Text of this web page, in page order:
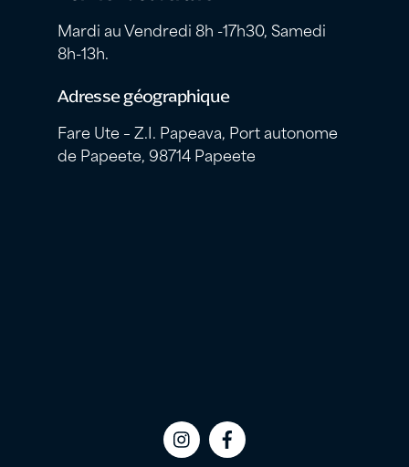
Mardi au Vendredi 8h -17h30, Samedi
8h-13h.
Adresse géographique
Fare Ute – Z.I. Papeava, Port autonome
de Papeete, 98714 Papeete
Icon
Icon